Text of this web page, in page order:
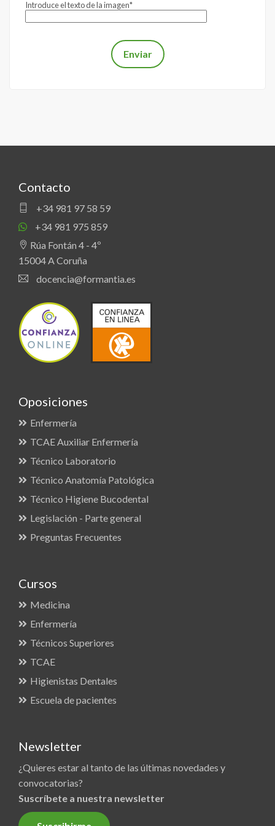
Introduce el texto de la imagen*
Contacto
+34 981 97 58 59
+34 981 975 859
Rúa Fontán 4 - 4º
15004 A Coruña
docencia@formantia.es
Oposiciones
Enfermería
TCAE Auxiliar Enfermería
Técnico Laboratorio
Técnico Anatomía Patológica
Técnico Higiene Bucodental
Legislación - Parte general
Preguntas Frecuentes
Cursos
Medicina
Enfermería
Técnicos Superiores
TCAE
Higienistas Dentales
Escuela de pacientes
Newsletter
¿Quieres estar al tanto de las últimas novedades y
convocatorias?
Suscríbete a nuestra newsletter